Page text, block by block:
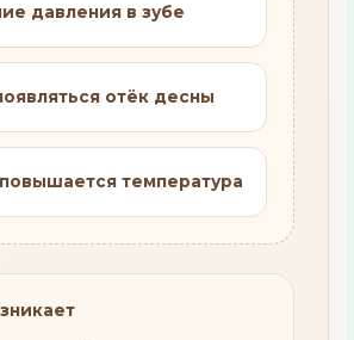
давления в зубе
отёк десны
температура